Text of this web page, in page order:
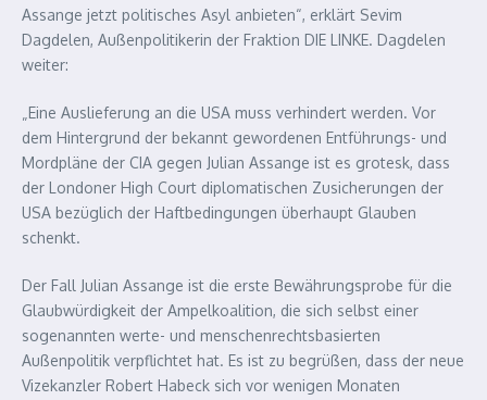
Assange jetzt politisches Asyl anbieten“, erklärt Sevim
Dagdelen, Außenpolitikerin der Fraktion DIE LINKE. Dagdelen
weiter:
„Eine Auslieferung an die USA muss verhindert werden. Vor
dem Hintergrund der bekannt gewordenen Entführungs- und
Mordpläne der CIA gegen Julian Assange ist es grotesk, dass
der Londoner High Court diplomatischen Zusicherungen der
USA bezüglich der Haftbedingungen überhaupt Glauben
schenkt.
Der Fall Julian Assange ist die erste Bewährungsprobe für die
Glaubwürdigkeit der Ampelkoalition, die sich selbst einer
sogenannten werte- und menschenrechtsbasierten
Außenpolitik verpflichtet hat. Es ist zu begrüßen, dass der neue
Vizekanzler Robert Habeck sich vor wenigen Monaten